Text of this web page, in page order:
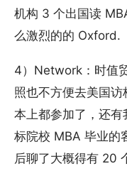
机构 3 个出国读
么激烈的的 Oxford.
4）Network：时值
照也不方便去美国
本上都参加了，还有
标院校 MBA 毕业的
后聊了大概得有 20